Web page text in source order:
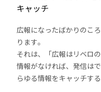
キャッチ
広報になったばかりのこ
ります。
それは、「広報はリベロ
情報がなければ、発信は
らゆる情報をキャッチす